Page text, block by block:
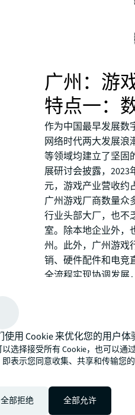
广州：游
特点一：
作为中国最早发展数
网络时代两大发展浪
等领域均建立了坚固
展研讨会披露，2023
元，游戏产业营收约
广州游戏厂商数量众
行业头部大厂，也不
室。除本地企业外，
州。此外，广州游戏
销、硬件配件和电竞
全流程实现协调发展
使用 Cookie 来优化您的用户体
选择接受所有 Cookie，也可以通
即表示您同意收集、共享和传输您
全部拒绝 全部允许